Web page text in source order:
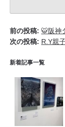
前の投稿: 🐯阪神
次の投稿: R.Y親
新着記事一覧